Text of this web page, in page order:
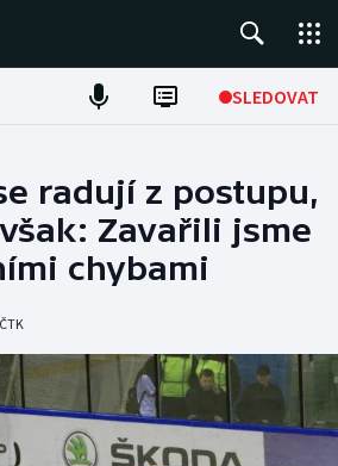
SLEDOVAT
radují z postupu,
Zavařili jsme
chybami
ČTK